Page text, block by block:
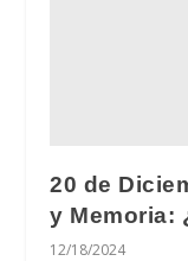
20 de
y Memoria:
12/18/2024